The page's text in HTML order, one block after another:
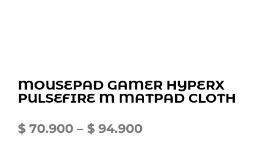
MOUSEPAD GAMER HYPERX
PULSEFIRE M MATPAD CLOTH
$ 70.900 – $ 94.900